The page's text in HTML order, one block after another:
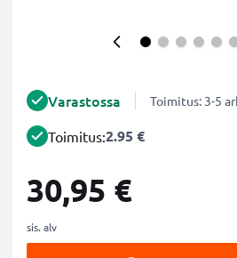
Varastossa Toimitus: 3-5
Toimitus:2.95 €
30,95 €
sis. alv